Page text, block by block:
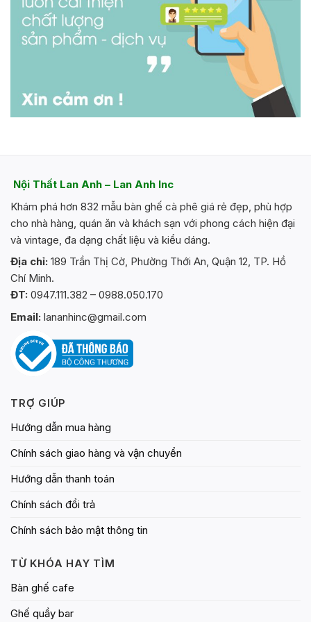
Nội Thất Lan Anh – Lan Anh Inc
Khám phá hơn 832 mẫu bàn ghế cà phê giá rẻ đẹp, phù hợp
cho nhà hàng, quán ăn và khách sạn với phong cách hiện đại
và vintage, đa dạng chất liệu và kiểu dáng.
Địa chỉ: 189 Trần Thị Cờ, Phường Thới An, Quận 12, TP. Hồ
Chí Minh.
ĐT: 0947.111.382 – 0988.050.170
Email: lananhinc@gmail.com
TRỢ GIÚP
Hướng dẫn mua hàng
Chính sách giao hàng và vận chuyển
Hướng dẫn thanh toán
Chính sách đổi trả
Chính sách bảo mật thông tin
TỪ KHÓA HAY TÌM
Bàn ghế cafe
Ghế quầy bar